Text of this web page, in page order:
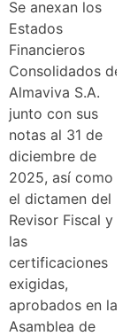
Se anexan los
Estados
Financieros
Consolidados de
Almaviva S.A.
junto con sus
notas al 31 de
diciembre de
2025, así como
el dictamen del
Revisor Fiscal y
las
certificaciones
exigidas,
aprobados en la
Asamblea de